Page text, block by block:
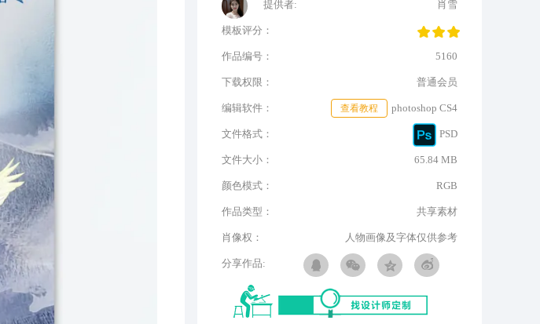
提供者: 肖雪
模板评分：
作品编号： 5160
下载权限： 普通会员
编辑软件： photoshop CS4
查看教程
文件格式： PSD
文件大小： 65.84 MB
颜色模式： RGB
作品类型： 共享素材
肖像权： 人物画像及字体仅供参考
分享作品: